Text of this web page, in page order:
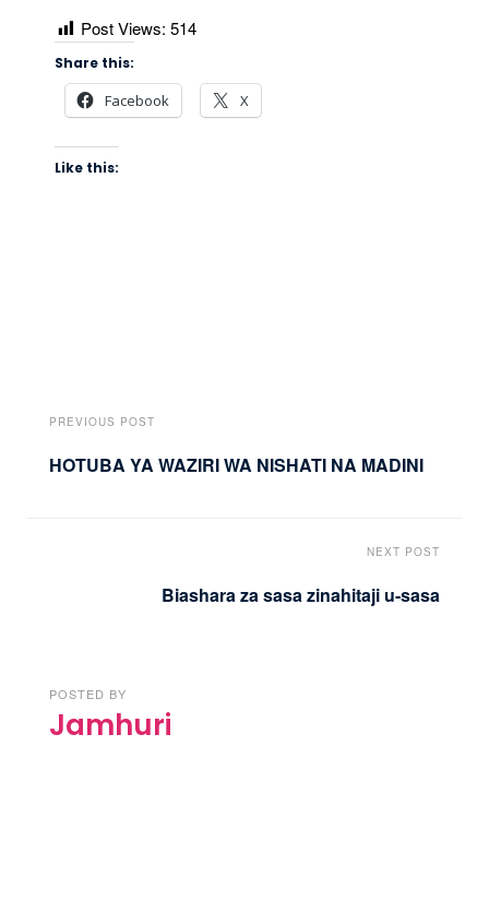
Post Views: 514
Share this:
Facebook X
Like this:
PREVIOUS POST
HOTUBA YA WAZIRI WA NISHATI NA MADINI
NEXT POST
Biashara za sasa zinahitaji u-sasa
POSTED BY
Jamhuri